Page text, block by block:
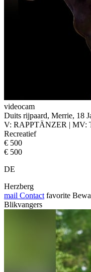
videocam
Duits rijpaard, Merrie, 18
V: RAPPTÄNZER | MV:
Recreatief
€ 500
€ 500
DE
Herzberg
mail Contact favorite
Blikvangers